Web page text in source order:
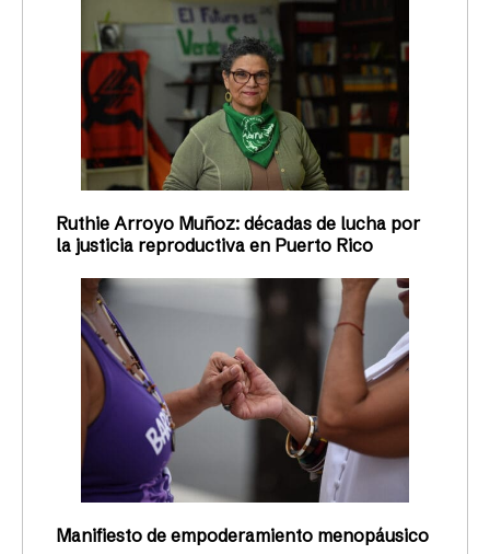
Ruthie Arroyo Muñoz: décadas de lucha por
la justicia reproductiva en Puerto Rico
Manifiesto de empoderamiento menopáusico